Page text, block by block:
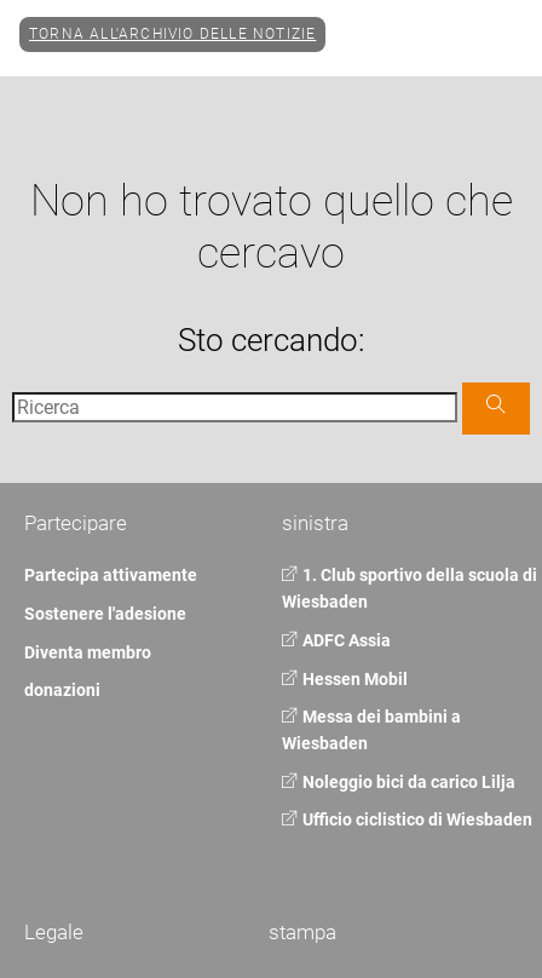
TORNA ALL'ARCHIVIO DELLE NOTIZIE
Non ho trovato quello che
cercavo
Sto cercando:
sinistra
1. Club sportivo della scuola di
Wiesbaden
ADFC Assia
Hessen Mobil
Messa dei bambini a
Wiesbaden
Noleggio bici da carico Lilja
Ufficio ciclistico di Wiesbaden
Partecipare
Partecipa attivamente
Sostenere l'adesione
Diventa membro
donazioni
stampa
Legale